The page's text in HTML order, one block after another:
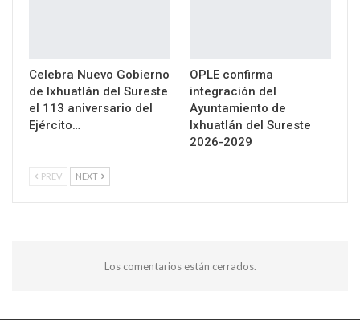
Celebra Nuevo Gobierno
de Ixhuatlán del Sureste
el 113 aniversario del
Ejército…
OPLE confirma
integración del
Ayuntamiento de
Ixhuatlán del Sureste
2026-2029
PREV NEXT
Los comentarios están cerrados.